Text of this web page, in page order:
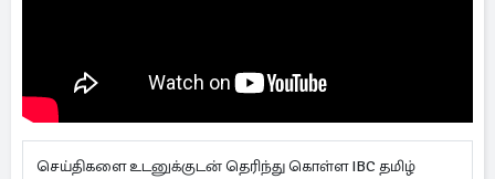
செய்திகளை உடனுக்குடன் தெரிந்து கொள்ள IBC தமிழ்